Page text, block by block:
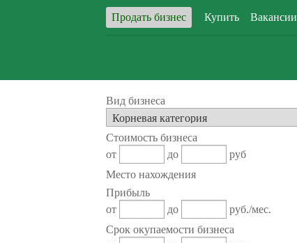
Продать бизнес Купить Вакансии
Вид бизнеса
Стоимость бизнеса
от
до
руб
Место нахождения
Прибыль
от
до
руб./мес.
Срок окупаемости бизнеса